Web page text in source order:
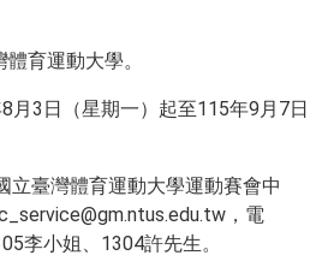
育運動大學。
月3日（星期一）起至115年9月7日
立臺灣體育運動大學運動賽會中
，電
李小姐、1304許先生。